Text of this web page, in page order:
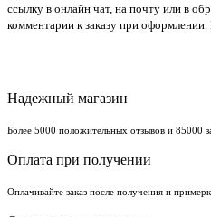
ссылку в онлайн чат, на почту или в
комментарии к заказу при
Надежный магазин
Более 5000 положительных отзывов и 85000
Оплата при получении
Оплачивайте заказ после получения и